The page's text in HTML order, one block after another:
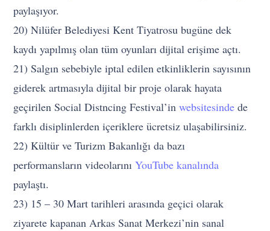
paylaşıyor.
20) Nilüfer Belediyesi Kent Tiyatrosu bugüne dek
kaydı yapılmış olan tüm oyunları dijital erişime açtı.
21) Salgın sebebiyle iptal edilen etkinliklerin sayısının
giderek artmasıyla dijital bir proje olarak hayata
geçirilen Social Distncing Festival’inwebsitesinde de
farklı disiplinlerden içeriklere ücretsiz ulaşabilirsiniz.
22) Kültür ve Turizm Bakanlığı da bazı
performansların videolarınıYouTube kanalında
paylaştı.
23) 15 – 30 Mart tarihleri arasında geçici olarak
ziyarete kapanan Arkas Sanat Merkezi’nin sanal